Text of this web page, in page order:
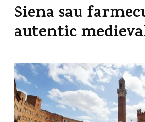
Siena sau
autentic